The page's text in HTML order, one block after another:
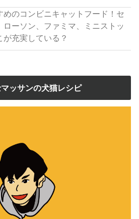
めのコンビニキャットフード！セ
ローソン、ファミマ、ミニストッ
が充実している？
ッサンの犬猫レシピ